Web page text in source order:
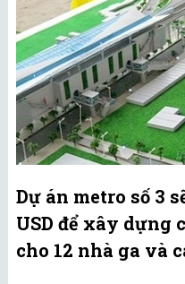
Dự án metro số 3
USD để xây dựng
cho 12 nhà ga và